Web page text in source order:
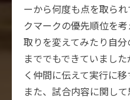
ーから何度も点を取ら
クマークの優先順位を
取りを変えてみたり自
まででもできていまし
く仲間に伝えて実行に
また、試合内容に関し